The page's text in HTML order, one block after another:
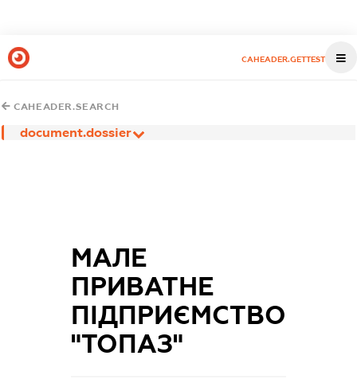
CAHEADER.GETTEST
CAHEADER.SEARCH
document.dossier
МАЛЕ
ПРИВАТНЕ
ПІДПРИЄМСТВО
"ТОПАЗ"